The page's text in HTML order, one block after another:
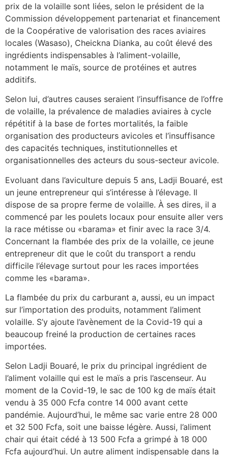
prix de la volaille sont liées, selon le président de la
Commission développement partenariat et financement
de la Coopérative de valorisation des races aviaires
locales (Wasaso), Cheickna Dianka, au coût élevé des
ingrédients indispensables à l’aliment-volaille,
notamment le maïs, source de protéines et autres
additifs.
Selon lui, d’autres causes seraient l’insuffisance de l’offre
de volaille, la prévalence de maladies aviaires à cycle
répétitif à la base de fortes mortalités, la faible
organisation des producteurs avicoles et l’insuffisance
des capacités techniques, institutionnelles et
organisationnelles des acteurs du sous-secteur avicole.
Evoluant dans l’aviculture depuis 5 ans, Ladji Bouaré, est
un jeune entrepreneur qui s’intéresse à l’élevage. Il
dispose de sa propre ferme de volaille. À ses dires, il a
commencé par les poulets locaux pour ensuite aller vers
la race métisse ou «barama» et finir avec la race 3/4.
Concernant la flambée des prix de la volaille, ce jeune
entrepreneur dit que le coût du transport a rendu
difficile l’élevage surtout pour les races importées
comme les «barama».
La flambée du prix du carburant a, aussi, eu un impact
sur l’importation des produits, notamment l’aliment
volaille. S’y ajoute l’avènement de la Covid-19 qui a
beaucoup freiné la production de certaines races
importées.
Selon Ladji Bouaré, le prix du principal ingrédient de
l’aliment volaille qui est le maïs a pris l’ascenseur. Au
moment de la Covid-19, le sac de 100 kg de maïs était
vendu à 35 000 Fcfa contre 14 000 avant cette
pandémie. Aujourd’hui, le même sac varie entre 28 000
et 32 500 Fcfa, soit une baisse légère. Aussi, l’aliment
chair qui était cédé à 13 500 Fcfa a grimpé à 18 000
Fcfa aujourd’hui. Un autre aliment indispensable dans la